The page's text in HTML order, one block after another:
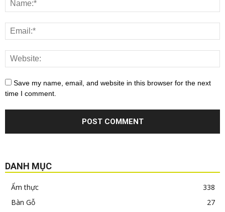
Save my name, email, and website in this browser for the next
time I comment.
DANH MỤC
Ẩm thực
338
Bàn Gỗ
27